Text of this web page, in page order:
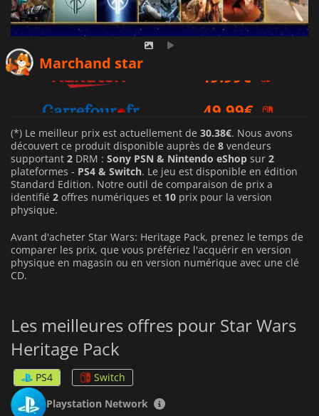
Marchand star
59.99€
(*) Le meilleur prix est actuellement de 30.38€. Nous avons
découvert ce produit disponible auprès de 8 vendeurs
supportant 2 DRM : Sony PSN & Nintendo eShop sur 2
plateformes - PS4 & Switch. Le jeu est disponible en édition
Standard Edition. Notre outil de comparaison de prix a
identifié 2 offres numériques et 10 prix pour la version
physique.
Avant d'acheter Star Wars: Heritage Pack, prenez le temps de
comparer les prix, que vous préfériez l'acquérir en version
physique en magasin ou en version numérique avec une clé
CD.
Les meilleures offres pour Star Wars
Heritage Pack
PS4
Switch
Playstation Network